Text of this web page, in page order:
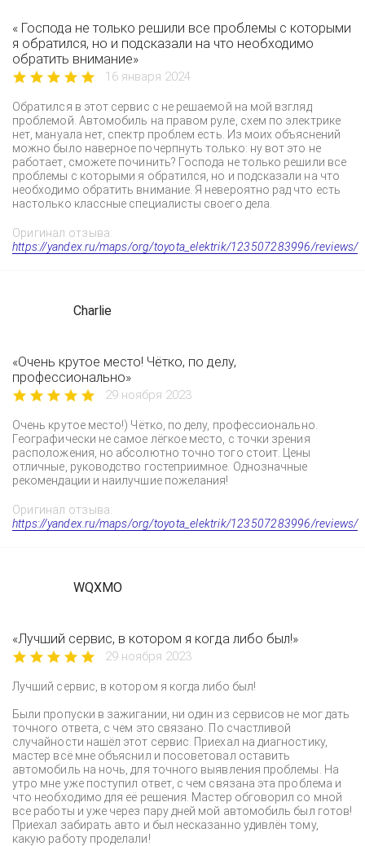
« Господа не только решили все проблемы с которыми
я обратился, но и подсказали на что необходимо
обратить внимание»
16 января 2024
Обратился в этот сервис с не решаемой на мой взгляд
проблемой. Автомобиль на правом руле, схем по электрике
нет, мануала нет, спектр проблем есть. Из моих объяснений
можно было наверное почерпнуть только: ну вот это не
работает, сможете починить? Господа не только решили все
проблемы с которыми я обратился, но и подсказали на что
необходимо обратить внимание. Я невероятно рад что есть
настолько классные специалисты своего дела.
Оригинал отзыва:
https://yandex.ru/maps/org/toyota_elektrik/123507283996/reviews/
Charlie
«Очень крутое место! Чётко, по делу,
профессионально»
29 ноября 2023
Очень крутое место!) Чётко, по делу, профессионально.
Географически не самое лёгкое место, с точки зрения
расположения, но абсолютно точно того стоит. Цены
отличные, руководство гостеприимное. Однозначные
рекомендации и наилучшие пожелания!
Оригинал отзыва:
https://yandex.ru/maps/org/toyota_elektrik/123507283996/reviews/
WQXMO
«Лучший сервис, в котором я когда либо был!»
29 ноября 2023
Лучший сервис, в котором я когда либо был!
Были пропуски в зажигании, ни один из сервисов не мог дать
точного ответа, с чем это связано. По счастливой
случайности нашёл этот сервис. Приехал на диагностику,
мастер всё мне объяснил и посоветовал оставить
автомобиль на ночь, для точного выявления проблемы. На
утро мне уже поступил ответ, с чем связана эта проблема и
что необходимо для её решения. Мастер обговорил со мной
все работы и уже через пару дней мой автомобиль был готов!
Приехал забирать авто и был несказанно удивлён тому,
какую работу проделали!